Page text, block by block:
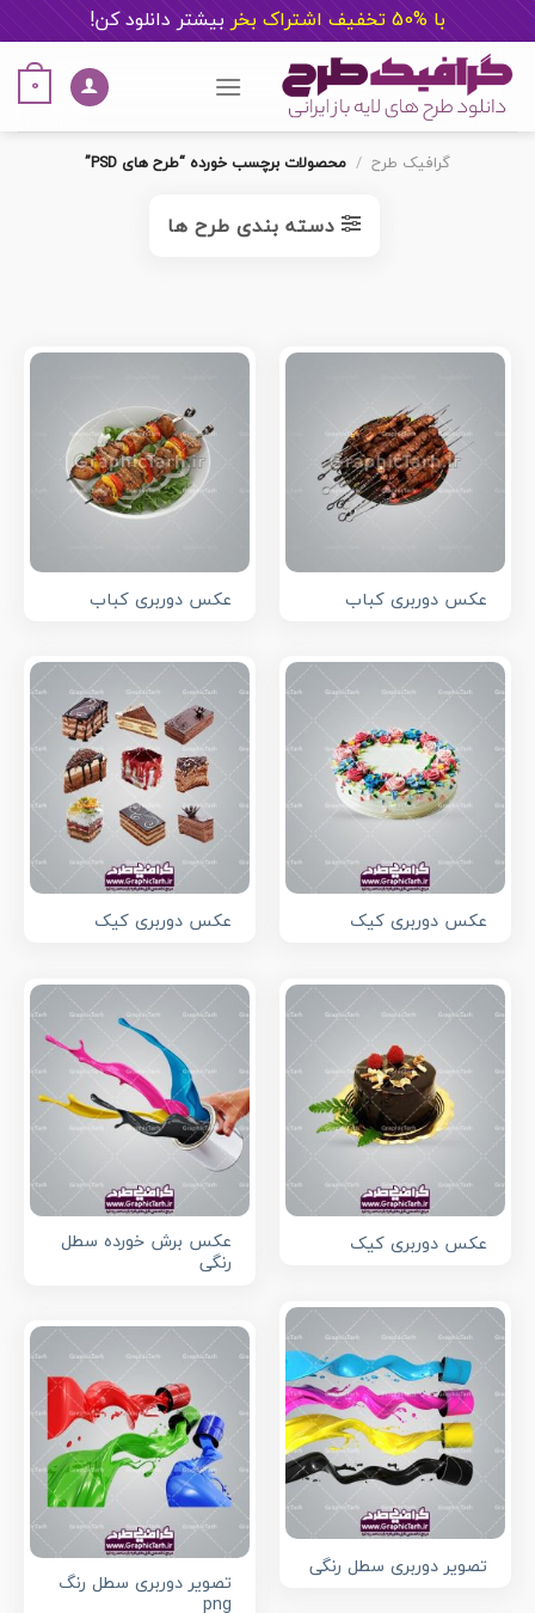
با %50 تخفیف اشتراک بخر بیشتر دانلود کن!
content
0
گرافیک طرح / محصولات برچسب خورده “طرح های PSD”
دسته بندی طرح ها
عکس دوربری کباب عکس دوربری کباب
عکس دوربری کیک عکس دوربری کیک
عکس دوربری کیک
عکس برش خورده سطل
رنگی
تصویر دوربری سطل رنگی
تصویر دوربری سطل رنگ
png